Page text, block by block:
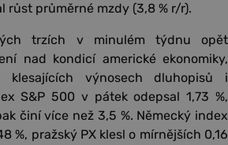
růst průměrné mzdy (3,8 % r/r).
trzích v minulém týdnu opět
nad kondicí americké ekonomiky,
výnosech dluhopisů i
S&P 500 v pátek odepsal 1,73 %,
činí více než 3,5 %. Německý index
%, pražský PX klesl o mírnějších 0,16